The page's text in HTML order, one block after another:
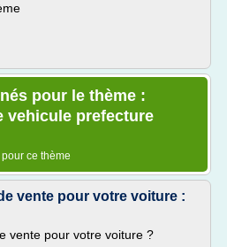
pour le thème :
vehicule prefecture
ce thème
vente pour votre voiture :
vente pour votre voiture ?